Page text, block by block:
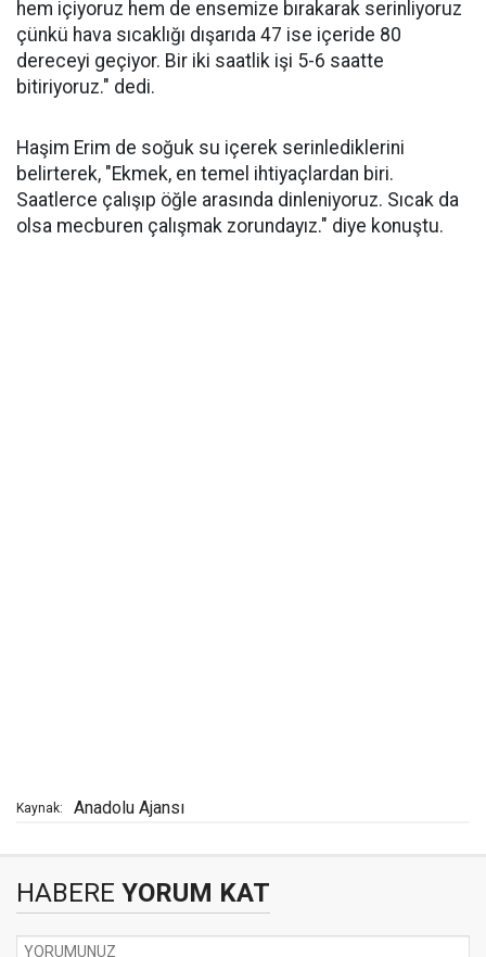
hem içiyoruz hem de ensemize bırakarak serinliyoruz
çünkü hava sıcaklığı dışarıda 47 ise içeride 80
dereceyi geçiyor. Bir iki saatlik işi 5-6 saatte
bitiriyoruz." dedi.
Haşim Erim de soğuk su içerek serinlediklerini
belirterek, "Ekmek, en temel ihtiyaçlardan biri.
Saatlerce çalışıp öğle arasında dinleniyoruz. Sıcak da
olsa mecburen çalışmak zorundayız." diye konuştu.
Kaynak: Anadolu Ajansı
HABERE YORUM KAT